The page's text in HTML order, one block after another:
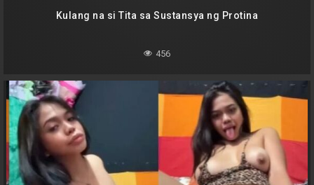
Kulang na si Tita sa Sustansya ng Protina
456